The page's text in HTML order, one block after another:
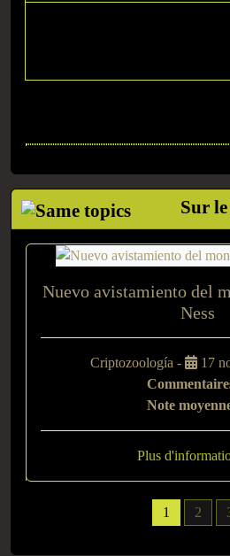
Sur
1 2
Nuevo avistamiento del
Ness
Criptozoología -
17
Note
Plus